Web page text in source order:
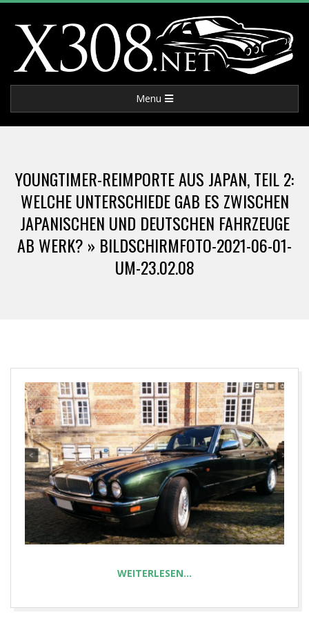
content
X
3
0
8
T
Navigation
Menu
YOUNGTIMER-REIMPORTE AUS JAPAN, TEIL 2:
WELCHE UNTERSCHIEDE GAB ES ZWISCHEN
JAPANISCHEN UND DEUTSCHEN FAHRZEUGE
AB WERK? » BILDSCHIRMFOTO-2021-06-01-
UM-23.02.08
WEITERLESEN…